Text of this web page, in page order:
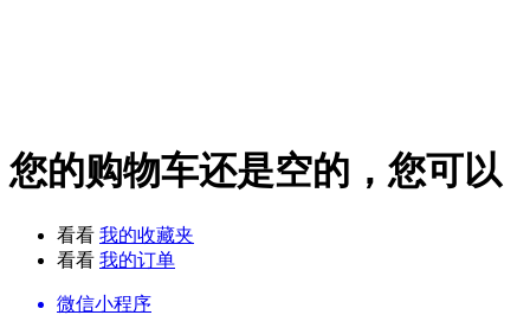
您的购物车还是空的，您可以
看看 我的收藏夹
看看 我的订单
微信小程序